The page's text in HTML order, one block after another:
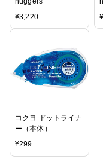
¥3,220
コクヨ ドットライナ
ー（本体）
¥299